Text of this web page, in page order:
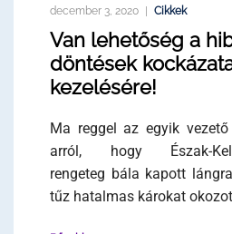
december 3, 2020 Cikkek
Van lehetőség a
döntések
kezelésére!
Ma reggel az egyik
arról, hogy Észak-
rengeteg bála kapott
tűz hatalmas károkat